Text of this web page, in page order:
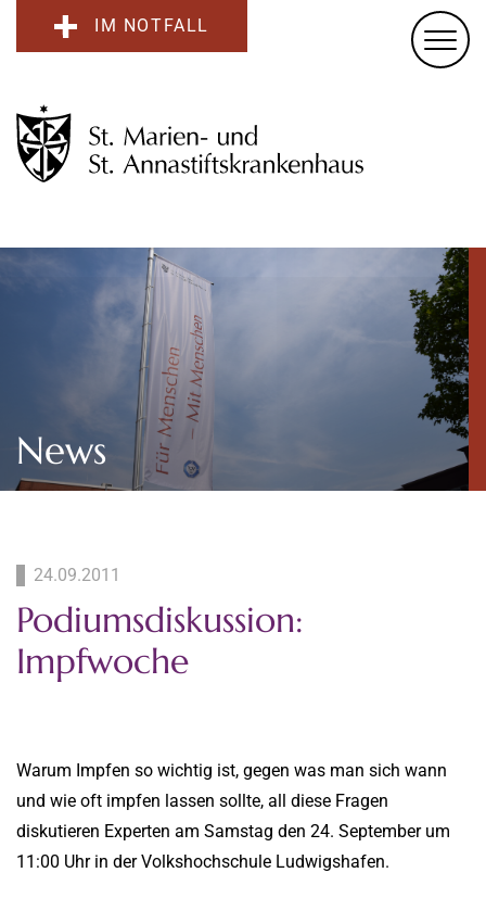
IM NOTFALL
News
24.09.2011
Podiumsdiskussion:
Impfwoche
Warum Impfen so wichtig ist, gegen was man sich wann
und wie oft impfen lassen sollte, all diese Fragen
diskutieren Experten am Samstag den 24. September um
11:00 Uhr in der Volkshochschule Ludwigshafen.